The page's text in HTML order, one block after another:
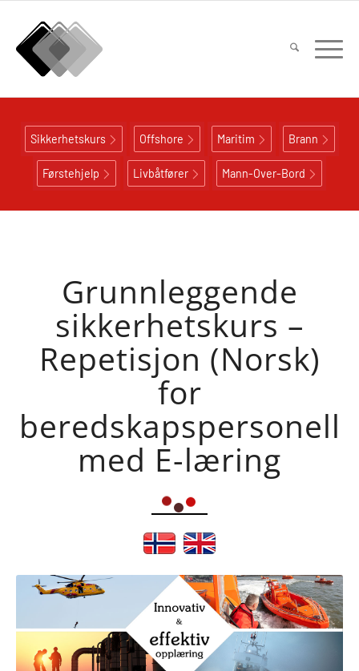
Sikkerhetskurs Offshore Maritim Brann
Førstehjelp Livbåtfører Mann-Over-Bord
Grunnleggende
sikkerhetskurs –
Repetisjon (Norsk)
for
beredskapspersonell
med E-læring